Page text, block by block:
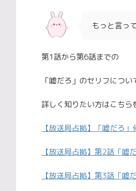
もっと言っ
第1話から第6話までの
「嘘だろ」のセリフについ
詳しく知りたい方はこちら
【放送局占拠】「嘘だろ
【放送局占拠】第2話「嘘
【放送局占拠】第3話「嘘